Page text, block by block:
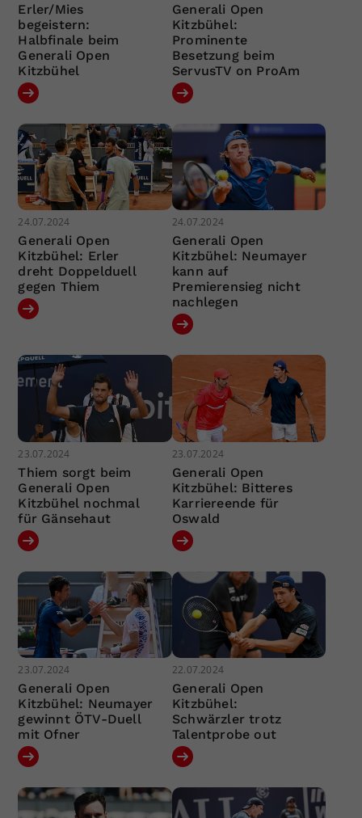
Erler/Mies
begeistern:
Halbfinale beim
Generali Open
Kitzbühel
Generali Open
Kitzbühel:
Prominente
Besetzung beim
ServusTV on ProAm
24.07.2024
Generali Open
Kitzbühel: Erler
dreht Doppelduell
gegen Thiem
24.07.2024
Generali Open
Kitzbühel: Neumayer
kann auf
Premierensieg nicht
nachlegen
23.07.2024
Thiem sorgt beim
Generali Open
Kitzbühel nochmal
für Gänsehaut
23.07.2024
Generali Open
Kitzbühel: Bitteres
Karriereende für
Oswald
23.07.2024
Generali Open
Kitzbühel: Neumayer
gewinnt ÖTV-Duell
mit Ofner
22.07.2024
Generali Open
Kitzbühel:
Schwärzler trotz
Talentprobe out